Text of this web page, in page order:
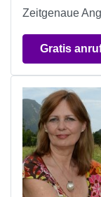
Zeitgenaue
Gratis